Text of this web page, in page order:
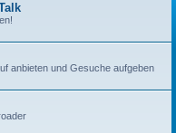
anbieten und Gesuche aufgeben